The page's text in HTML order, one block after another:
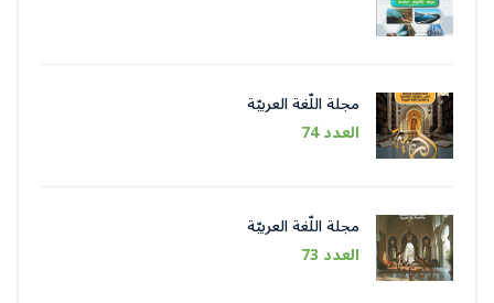
مجلة اللّغة العربيّة
العدد 74
مجلة اللّغة العربيّة
العدد 73